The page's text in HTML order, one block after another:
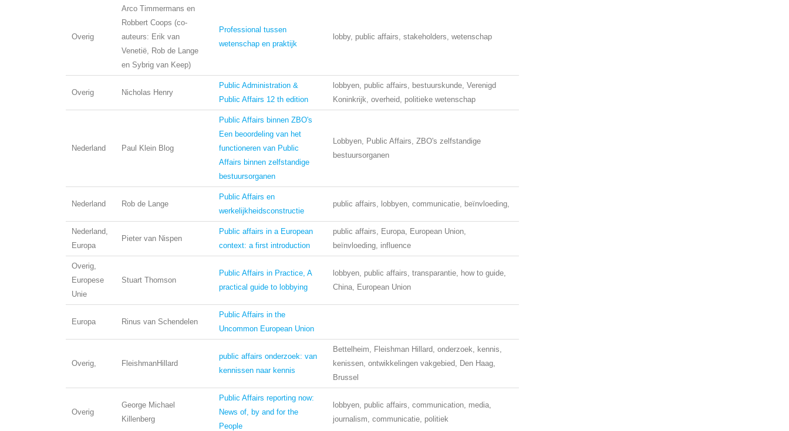
Overig
Arco Timmermans en
Robbert Coops (co-
auteurs: Erik van
Venetië, Rob de Lange
en Sybrig van Keep)
Professional tussen
wetenschap en praktijk
lobby, public affairs, stakeholders, wetenschap
Overig Nicholas Henry
Public Administration &
Public Affairs 12 th edition
lobbyen, public affairs, bestuurskunde, Verenigd
Koninkrijk, overheid, politieke wetenschap
Nederland Paul Klein Blog
Public Affairs binnen ZBO's
Een beoordeling van het
functioneren van Public
Affairs binnen zelfstandige
bestuursorganen
Lobbyen, Public Affairs, ZBO's zelfstandige
bestuursorganen
Nederland Rob de Lange
Public Affairs en
werkelijkheidsconstructie
public affairs, lobbyen, communicatie, beïnvloeding,
Nederland,
Europa
Pieter van Nispen
Public affairs in a European
context: a first introduction
public affairs, Europa, European Union,
beïnvloeding, influence
Overig,
Europese
Unie
Stuart Thomson
Public Affairs in Practice, A
practical guide to lobbying
lobbyen, public affairs, transparantie, how to guide,
China, European Union
Europa Rinus van Schendelen
Public Affairs in the
Uncommon European Union
Overig, FleishmanHillard
public affairs onderzoek: van
kennissen naar kennis
Bettelheim, Fleishman Hillard, onderzoek, kennis,
kenissen, ontwikkelingen vakgebied, Den Haag,
Brussel
Overig
George Michael
Killenberg
Public Affairs reporting now:
News of, by and for the
People
lobbyen, public affairs, communication, media,
journalism, communicatie, politiek